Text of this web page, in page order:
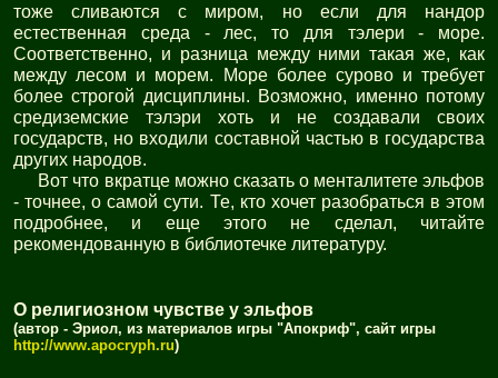
тоже сливаются с миром, но если для нандор
естественная среда - лес, то для тэлери - море.
Соответственно, и разница между ними такая же, как
между лесом и морем. Море более сурово и требует
более строгой дисциплины. Возможно, именно потому
средиземские тэлэри хоть и не создавали своих
государств, но входили составной частью в государства
других народов.
Вот что вкратце можно сказать о менталитете эльфов
- точнее, о самой сути. Те, кто хочет разобраться в этом
подробнее, и еще этого не сделал, читайте
рекомендованную в библиотечке литературу.
О религиозном чувстве у эльфов
(автор - Эриол, из материалов игры "Апокриф", сайт игры
http://www.apocryph.ru)